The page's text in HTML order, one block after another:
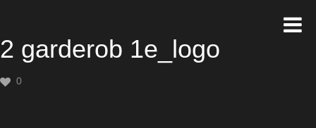
2 garderob 1e_logo
0